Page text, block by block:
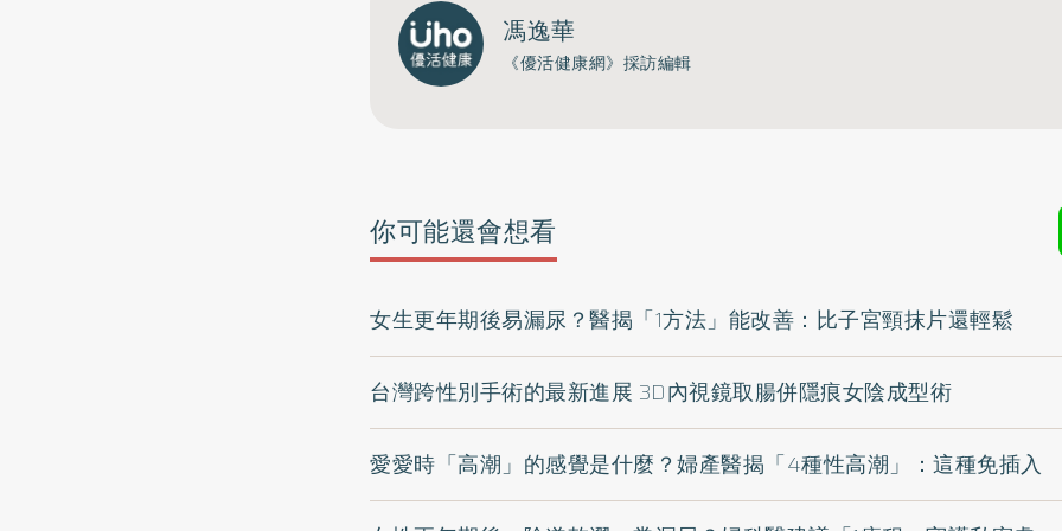
馮逸華
《優活健康網》採訪編輯
你可能還會想看
女生更年期後易漏尿？醫揭「1方法」能改善：比子宮頸抹片還輕鬆
台灣跨性別手術的最新進展 3D內視鏡取腸併隱痕女陰成型術
愛愛時「高潮」的感覺是什麼？婦產醫揭「4種性高潮」：這種免插入